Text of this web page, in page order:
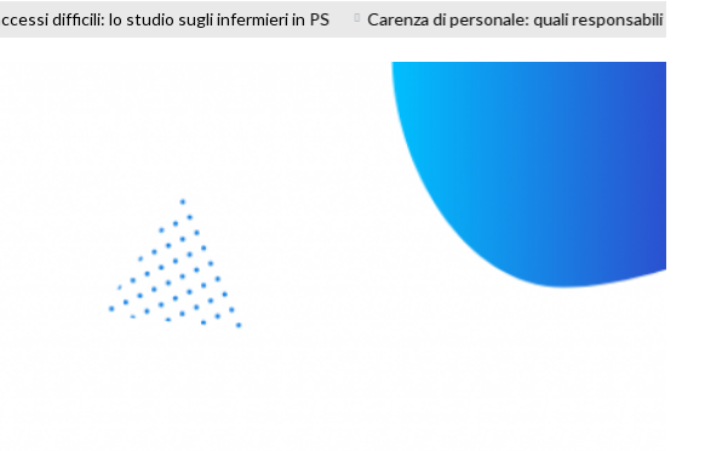
infermieri in PS Carenza di personale: quali responsabilità professionali per